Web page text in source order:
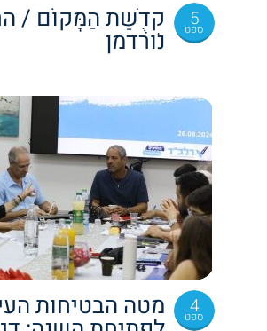
5
ספט קְדֻשַּׁת הַמָּקוֹם /
נורדמן
4
ספט מטה הבטיחות